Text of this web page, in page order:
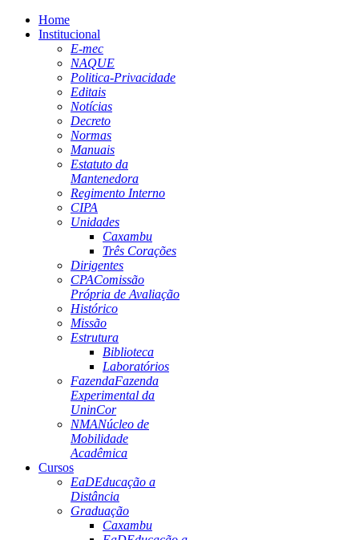
Home
Institucional
E-mec
NAQUE
Politica-Privacidade
Editais
Notícias
Decreto
Normas
Manuais
Estatuto da
Mantenedora
Regimento Interno
CIPA
Unidades
Caxambu
Três Corações
Dirigentes
CPAComissão
Própria de Avaliação
Histórico
Missão
Estrutura
Biblioteca
Laboratórios
FazendaFazenda
Experimental da
UninCor
NMANúcleo de
Mobilidade
Acadêmica
Cursos
EaDEducação a
Distância
Graduação
Caxambu